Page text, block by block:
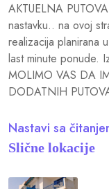
AKTUELNA
nastavku.. na ovoj
realizacija planirana
last minute ponude.
MOLIMO VAS DA
DODATNIH
Nastavi sa
Slične lokacije